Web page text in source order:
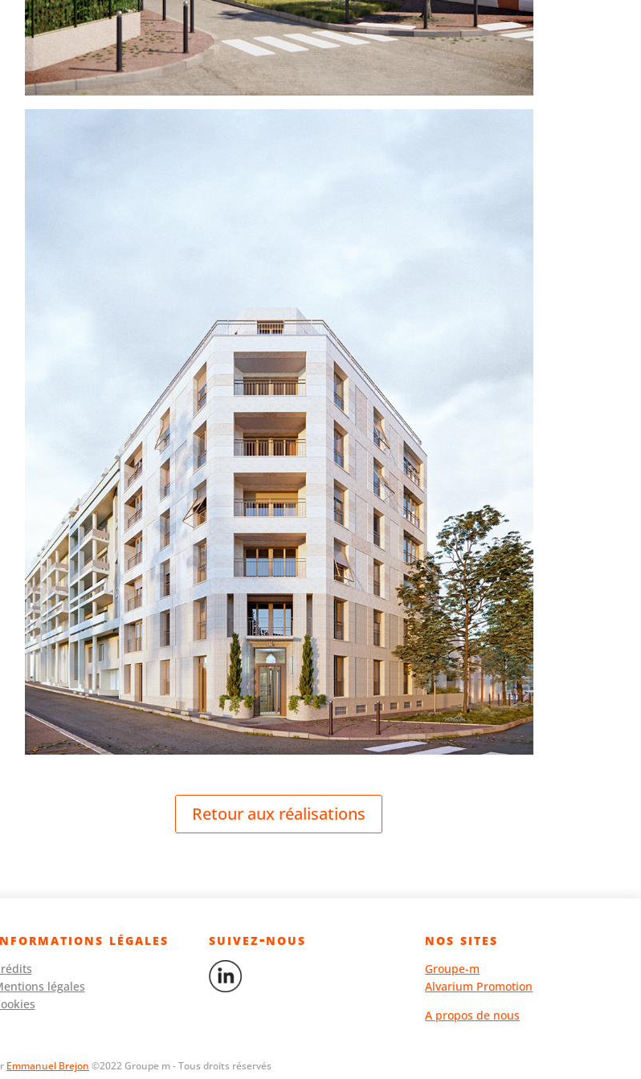
Retour aux réalisations
légales
légales
suivez-nous nos sites
Groupe-m
Alvarium Promotion
A propos de nous
Emmanuel Brejon ©2022 Groupe m - Tous droits réservés